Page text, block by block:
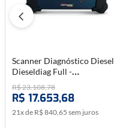
Scanner Diagnóstico Diesel
Dieseldiag Full -
CHIPTRONIC
R$23.108,78
R$ 17.653,68
21x de R$840,65 sem juros